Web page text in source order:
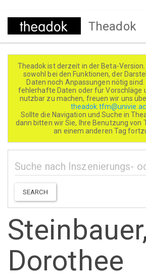
Direkt
Theadok
Theadok ist derzeit in der Beta-
sowohl bei den Funktionen, der
Daten noch Anpassungen nötig
fehlerhafte Daten oder für Vorschläge
nutzbar zu machen, freuen wir uns
Sollte die Navigation und Suche in
dann bitten wir Sie, Ihre Benutzung von
an einem anderen Tag
SEARCH
Steinbauer,
Dorothee